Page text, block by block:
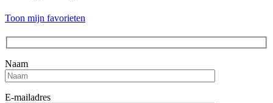
Toon mijn favorieten
Naam
E-mailadres